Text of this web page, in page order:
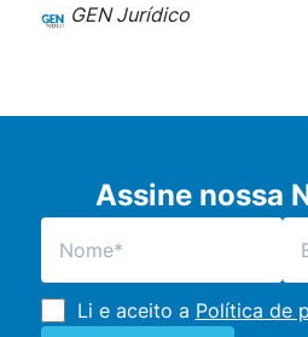
GEN Jurídico
Assine nossa
Li e aceito a Política de